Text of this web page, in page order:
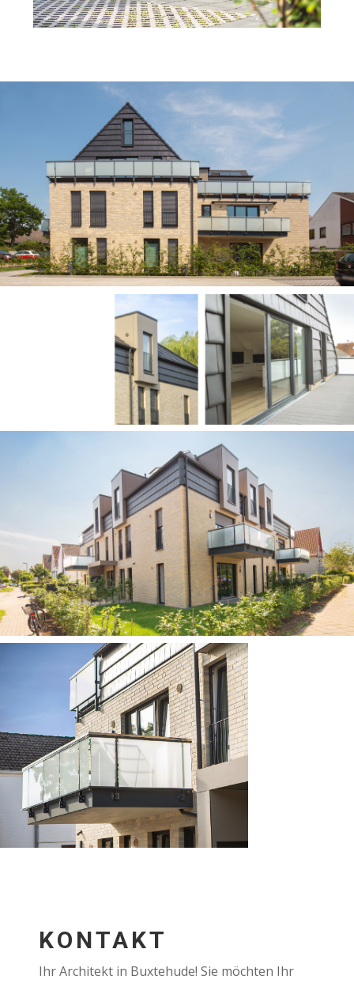
KONTAKT
Ihr Architekt in Buxtehude! Sie möchten Ihr